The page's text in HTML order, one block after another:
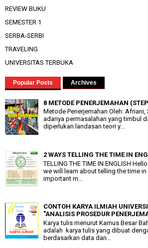
REVIEW BUKU
SEMESTER 1
SERBA-SERBI
TRAVELING
UNIVERSITAS TERBUKA
Popular Posts Archives
8 METODE PENERJEMAHAN
Metode Penerjemahan Oleh: Afriani,
adanya permasalahan yang timbul
diperlukan landasan teori y...
2 WAYS TELLING THE TIME IN
TELLING THE TIME IN ENGLISH
we will learn about telling the time in
important m...
CONTOH KARYA ILMIAH
"ANALISIS PROSEDUR
Karya tulis menurut Kamus Besar
adalah karya tulis yang dibuat
berdasarkan data dan...